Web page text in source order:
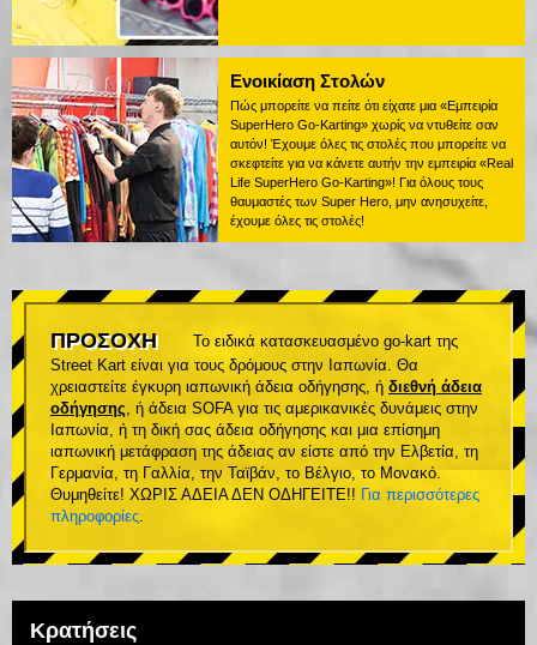
Ενοικίαση Στολών
Πώς μπορείτε να πείτε ότι είχατε μια «Εμπειρία
SuperHero Go-Karting» χωρίς να ντυθείτε σαν
αυτόν! Έχουμε όλες τις στολές που μπορείτε να
σκεφτείτε για να κάνετε αυτήν την εμπειρία «Real
Life SuperHero Go-Karting»! Για όλους τους
θαυμαστές των Super Hero, μην ανησυχείτε,
έχουμε όλες τις στολές!
ΠΡΟΣΟΧΗ
Το ειδικά κατασκευασμένο go-kart της
Street Kart είναι για τους δρόμους στην Ιαπωνία. Θα
χρειαστείτε έγκυρη ιαπωνική άδεια οδήγησης, ή διεθνή άδεια
οδήγησης, ή άδεια SOFA για τις αμερικανικές δυνάμεις στην
Ιαπωνία, ή τη δική σας άδεια οδήγησης και μια επίσημη
ιαπωνική μετάφραση της άδειας αν είστε από την Ελβετία, τη
Γερμανία, τη Γαλλία, την Ταϊβάν, το Βέλγιο, το Μονακό.
Θυμηθείτε! ΧΩΡΙΣ ΑΔΕΙΑ ΔΕΝ ΟΔΗΓΕΙΤΕ!!
Για περισσότερες
πληροφορίες.
Κρατήσεις